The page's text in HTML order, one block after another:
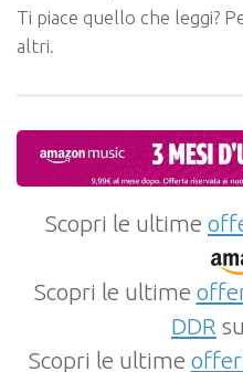
Ti piace quello che leggi?
altri.
Scopri le ultime
Scopri le ultime
DDR su
Scopri le ultime